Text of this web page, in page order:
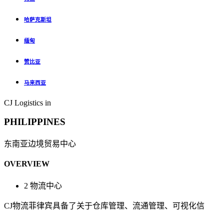
哈萨克斯坦
缅甸
赞比亚
马来西亚
CJ Logistics in
PHILIPPINES
东南亚边境贸易中心
OVERVIEW
2 物流中心
CJ物流菲律宾具备了关于仓库管理、流通管理、可视化信